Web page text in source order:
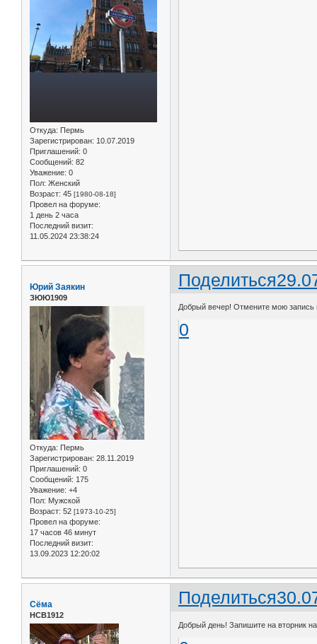
Откуда: Пермь
Зарегистрирован: 10.07.2019
Приглашений: 0
Сообщений: 82
Уважение: 0
Пол: Женский
Возраст: 45 [1980-08-18]
Провел на форуме:
1 день 2 часа
Последний визит:
11.05.2024 23:38:24
Поделиться
Юрий Заякин
ЗЮЮ1909
Откуда: Пермь
Зарегистрирован: 28.11.2019
Приглашений: 0
Сообщений: 175
Уважение: +4
Пол: Мужской
Возраст: 52 [1973-10-25]
Провел на форуме:
17 часов 46 минут
Последний визит:
13.09.2023 12:20:02
Добрый вечер! Отмените мою запись
0
Поделиться
Сёма
НСВ1912
Добрый день! Запишите на вторник